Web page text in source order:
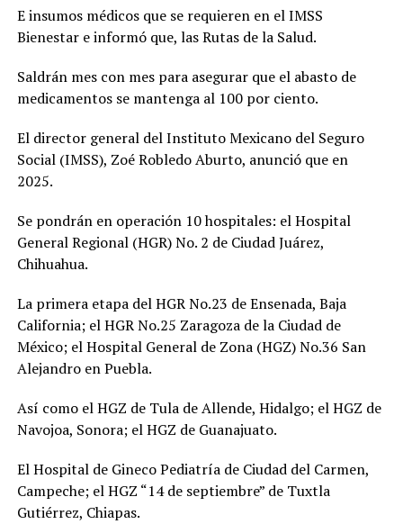
E insumos médicos que se requieren en el IMSS
Bienestar e informó que, las Rutas de la Salud.
Saldrán mes con mes para asegurar que el abasto de
medicamentos se mantenga al 100 por ciento.
El director general del Instituto Mexicano del Seguro
Social (IMSS), Zoé Robledo Aburto, anunció que en
2025.
Se pondrán en operación 10 hospitales: el Hospital
General Regional (HGR) No. 2 de Ciudad Juárez,
Chihuahua.
La primera etapa del HGR No.23 de Ensenada, Baja
California; el HGR No.25 Zaragoza de la Ciudad de
México; el Hospital General de Zona (HGZ) No.36 San
Alejandro en Puebla.
Así como el HGZ de Tula de Allende, Hidalgo; el HGZ de
Navojoa, Sonora; el HGZ de Guanajuato.
El Hospital de Gineco Pediatría de Ciudad del Carmen,
Campeche; el HGZ “14 de septiembre” de Tuxtla
Gutiérrez, Chiapas.